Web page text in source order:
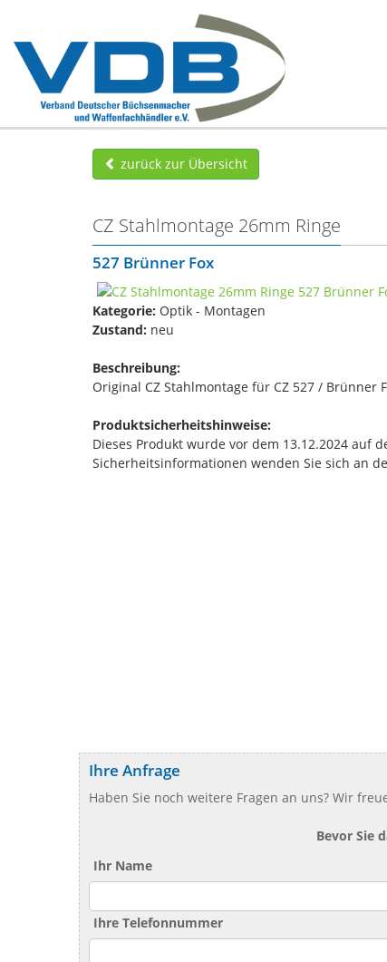
zurück zur Übersicht
CZ Stahlmontage 26mm Ringe
527 Brünner Fox
Kategorie: Optik - Montagen
Zustand: neu
Beschreibung:
Original CZ Stahlmontage für CZ 527 / Brünner
Produktsicherheitshinweise:
Dieses Produkt wurde vor dem 13.12.2024 auf
Sicherheitsinformationen wenden Sie sich an
Ihre Anfrage
Haben Sie noch weitere Fragen an uns? Wir
Bevor Sie
Ihr Name
Ihre Telefonnummer